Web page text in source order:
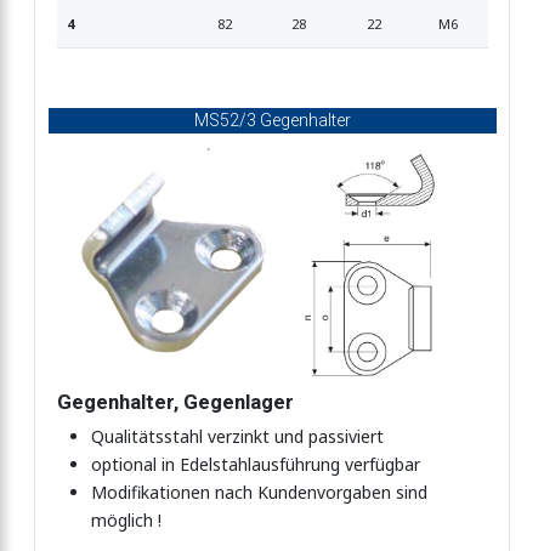
4 82 28 22 M6
MS52/3 Gegenhalter
Gegenhalter, Gegenlager
Qualitätsstahl verzinkt und passiviert
optional in Edelstahlausführung verfügbar
Modifikationen nach Kundenvorgaben sind
möglich !